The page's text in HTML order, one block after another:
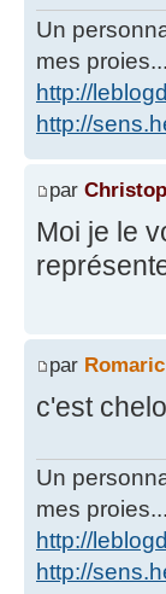
Un
mes proies...
http://
http://
par
Moi je le
par
c'est
Un
mes proies...
http://
http://